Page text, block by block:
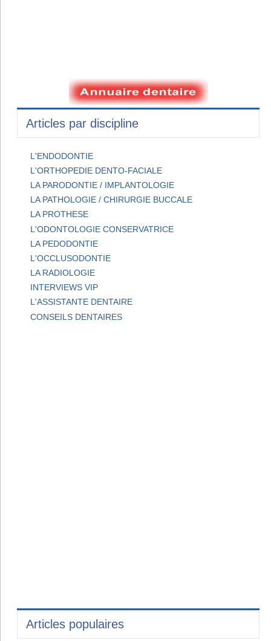
Articles par discipline
L'ENDODONTIE
L'ORTHOPEDIE DENTO-FACIALE
LA PARODONTIE / IMPLANTOLOGIE
LA PATHOLOGIE / CHIRURGIE BUCCALE
LA PROTHESE
L'ODONTOLOGIE CONSERVATRICE
LA PEDODONTIE
L'OCCLUSODONTIE
LA RADIOLOGIE
INTERVIEWS VIP
L'ASSISTANTE DENTAIRE
CONSEILS DENTAIRES
Articles populaires